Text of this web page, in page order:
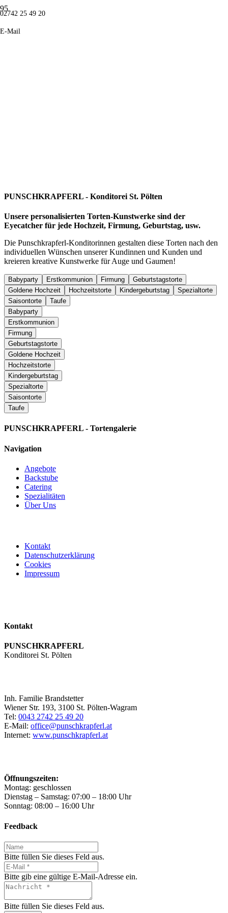
02742 25 49 20
E-Mail
PUNSCHKRAPFERL - Konditorei St. Pölten
Unsere personalisierten Torten-Kunstwerke sind der
Eyecatcher für jede Hochzeit, Firmung, Geburtstag, usw.
Die Punschkrapferl-Konditorinnen gestalten diese Torten nach den
individuellen Wünschen unserer Kundinnen und Kunden und
kreieren kreative Kunstwerke für Auge und Gaumen!
Babyparty Erstkommunion Firmung
Geburtstagstorte
Goldene Hochzeit
Hochzeitstorte Kindergeburtstag
Spezialtorte
Saisontorte
Taufe
Babyparty
Erstkommunion
Firmung
Geburtstagstorte
Goldene Hochzeit
Hochzeitstorte
Kindergeburtstag
Spezialtorte
Saisontorte
Taufe
PUNSCHKRAPFERL - Tortengalerie
Navigation
Angebote
Backstube
Catering
Spezialitäten
Über Uns
Kontakt
Datenschutzerklärung
Cookies
Impressum
Kontakt
PUNSCHKRAPFERL
Konditorei St. Pölten
Inh. Familie Brandstetter
Wiener Str. 193, 3100 St. Pölten-Wagram
Tel: 0043 2742 25 49 20
E-Mail: office@punschkrapferl.at
Internet: www.punschkrapferl.at
Öffnungszeiten:
Montag: geschlossen
Dienstag – Samstag: 07:00 – 18:00 Uhr
Sonntag: 08:00 – 16:00 Uhr
Feedback
Bitte füllen Sie dieses Feld aus.
Bitte gib eine gültige E-Mail-Adresse ein.
Bitte füllen Sie dieses Feld aus.